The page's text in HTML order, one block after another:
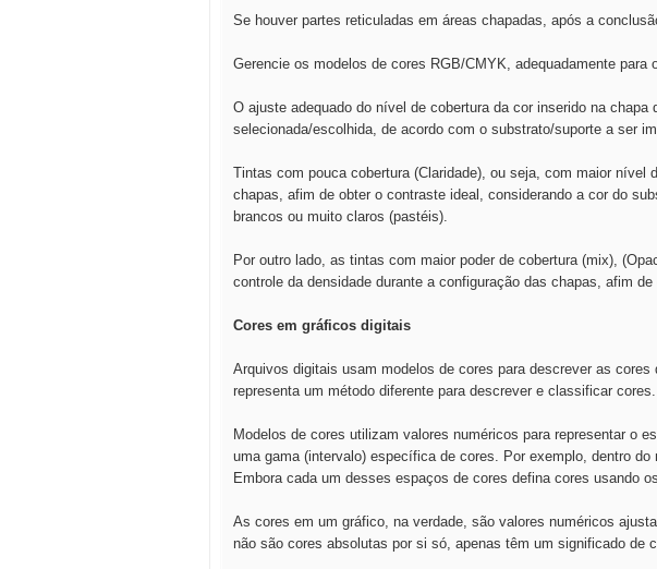
Se houver partes reticuladas em áreas chapadas, após a
Gerencie os modelos de cores RGB/CMYK, adequadamente para
O ajuste adequado do nível de cobertura da cor inserido na
selecionada/escolhida, de acordo com o substrato/suporte a ser
Tintas com pouca cobertura (Claridade), ou seja, com maior nível
chapas, afim de obter o contraste ideal, considerando a cor do
brancos ou muito claros (pastéis).
Por outro lado, as tintas com maior poder de cobertura (mix),
controle da densidade durante a configuração das chapas, afim
Cores em gráficos digitais
Arquivos digitais usam modelos de cores para descrever as
representa um método diferente para descrever e classificar cores.
Modelos de cores utilizam valores numéricos para representar o
uma gama (intervalo) específica de cores. Por exemplo, dentro
Embora cada um desses espaços de cores defina cores usando
As cores em um gráfico, na verdade, são valores numéricos
não são cores absolutas por si só, apenas têm um significado de